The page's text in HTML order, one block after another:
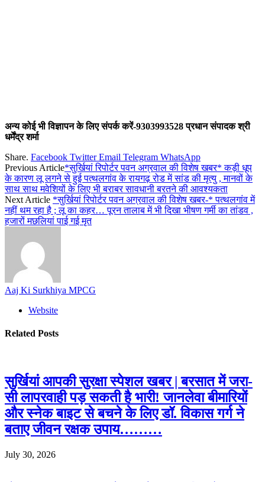
अन्य कोई भी विज्ञापन के लिए संपर्क करें-9303993528 प्रधान संपादक श्री
धर्मेंद्र शर्मा
Share. Facebook Twitter Email Telegram WhatsApp
Previous Article*सुर्खियां रिपोर्टर पवन अग्रवाल की विशेष खबर* कड़ी धूप
के कारण लू लगने से हुई पत्थलगांव के रायगढ़ रोड में सांड की मृत्यु , मानवों के
साथ साथ मवेशियों के लिए भी बराबर सावधानी बरतने की आवश्यकता
Next Article *सुर्खियां रिपोर्टर पवन अग्रवाल की विशेष खबर-* पत्थलगांव में
नहीं थम रहा है ; लू का कहर… पूरन तालाब में भी दिखा भीषण गर्मी का तांडव ,
हजारों मछलियां पाई गई मृत
Aaj Ki Surkhiya MPCG
Website
Related Posts
सुर्खियां आपकी सुरक्षा स्पेशल खबर | बरसात में जरा-
सी लापरवाही पड़ सकती है भारी! जानलेवा बीमारियों
और स्नेक बाइट से बचने के लिए डॉ. विकास गर्ग ने
बताए जीवन रक्षक उपाय………
July 30, 2026